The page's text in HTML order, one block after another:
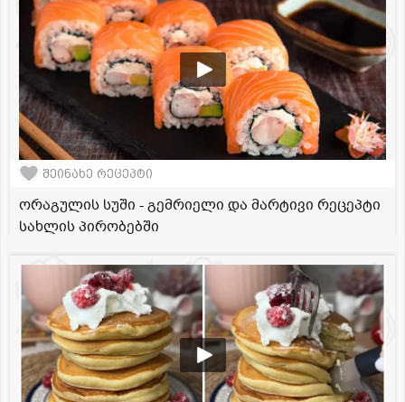
შეინახე რეცეპტი
ორაგულის სუში - გემრიელი და მარტივი რეცეპტი
სახლის პირობებში